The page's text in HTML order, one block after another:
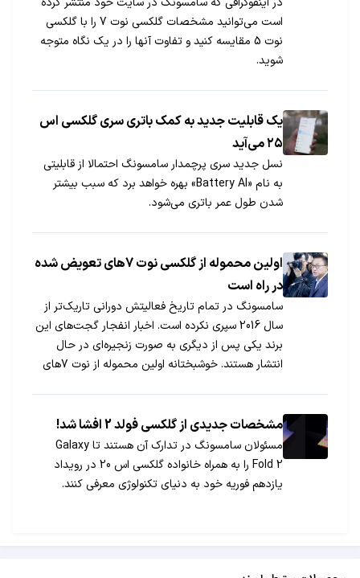
است می‌توانید مشخصات گلکسی نوت 7 را با گلکسی
نوت 5 مقایسه کنید و تفاوت آنها را در یک نگاه متوجه
شوید.
یک قابلیت جدید به کمک باتری سری گلکسی اس
۲۵ می‌آید
نسل جدید سری پرچمدار سامسونگ احتمالا از قابلیتی
به نام «Battery AI» بهره خواهد برد که سبب بیشتر
شدن طول عمر باتری می‌شود.
اولین محموله از گلکسی نوت 7های تعویض شده
در راه است
سامسونگ در تمام تاریخ فعالیتش دورانی تاریک‌تر از
سال 2016 سپری نکرده است. اخبار انفجار گجت‌های این
برند یکی پس از دیگری به صورت زنجیره‌ای در حال
انتشار هستند. خوشبختانه اولین محموله از نوت 7های
مشخصات جدیدی از گلکسی فولد 2 افشا شد!
مسئولان سامسونگ در تدارک آن هستند تا Galaxy
Fold 2 را به همراه خانواده گلکسی اس 20 در رویداد
یازدهم فوریه خود به دنیای تکنولوژی معرفی کنند.